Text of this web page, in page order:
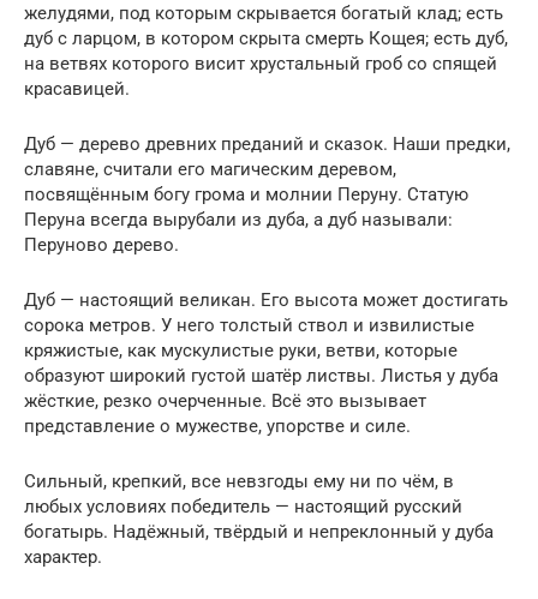
же­лудями, под которым скрывается богатый клад; есть
дуб с ларцом, в котором скрыта смерть Кощея; есть дуб,
на вет­вях которого висит хрустальный гроб со спящей
красави­цей.
Дуб — дерево древних преданий и сказок. Наши предки,
славяне, считали его магическим деревом,
посвящённым богу грома и молнии Перуну. Статую
Перуна всегда выру­бали из дуба, а дуб называли:
Перуново дерево.
Дуб — настоящий великан. Его высота может достигать
сорока метров. У него толстый ствол и извилистые
кряжи­стые, как мускулистые руки, ветви, которые
образуют ши­рокий густой шатёр листвы. Листья у дуба
жёсткие, резко очерченные. Всё это вызывает
представление о мужестве, упорстве и силе.
Сильный, крепкий, все невзгоды ему ни по чём, в
любых условиях победитель — настоящий русский
богатырь. На­дёжный, твёрдый и непреклонный у дуба
характер.